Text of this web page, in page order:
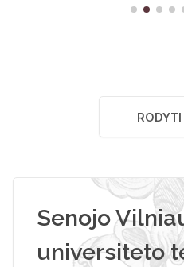
Senojo
universiteto